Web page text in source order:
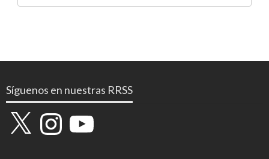
Síguenos en nuestras RRSS
X InstagramYouTube